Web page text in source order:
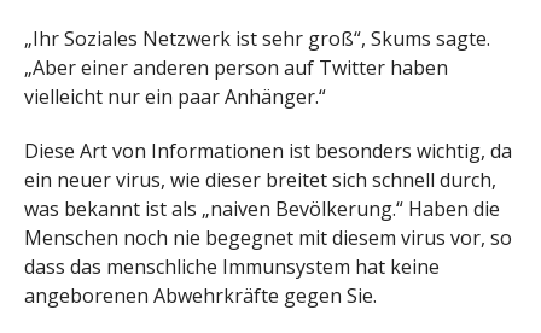
„Ihr Soziales Netzwerk ist sehr groß“, Skums sagte.
„Aber einer anderen person auf Twitter haben
vielleicht nur ein paar Anhänger.“
Diese Art von Informationen ist besonders wichtig, da
ein neuer virus, wie dieser breitet sich schnell durch,
was bekannt ist als „naiven Bevölkerung.“ Haben die
Menschen noch nie begegnet mit diesem virus vor, so
dass das menschliche Immunsystem hat keine
angeborenen Abwehrkräfte gegen Sie.